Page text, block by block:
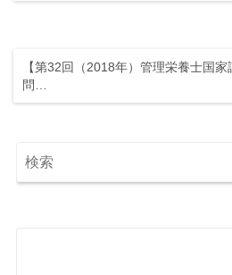
【第32回（2018年）管理栄養士国家
問…